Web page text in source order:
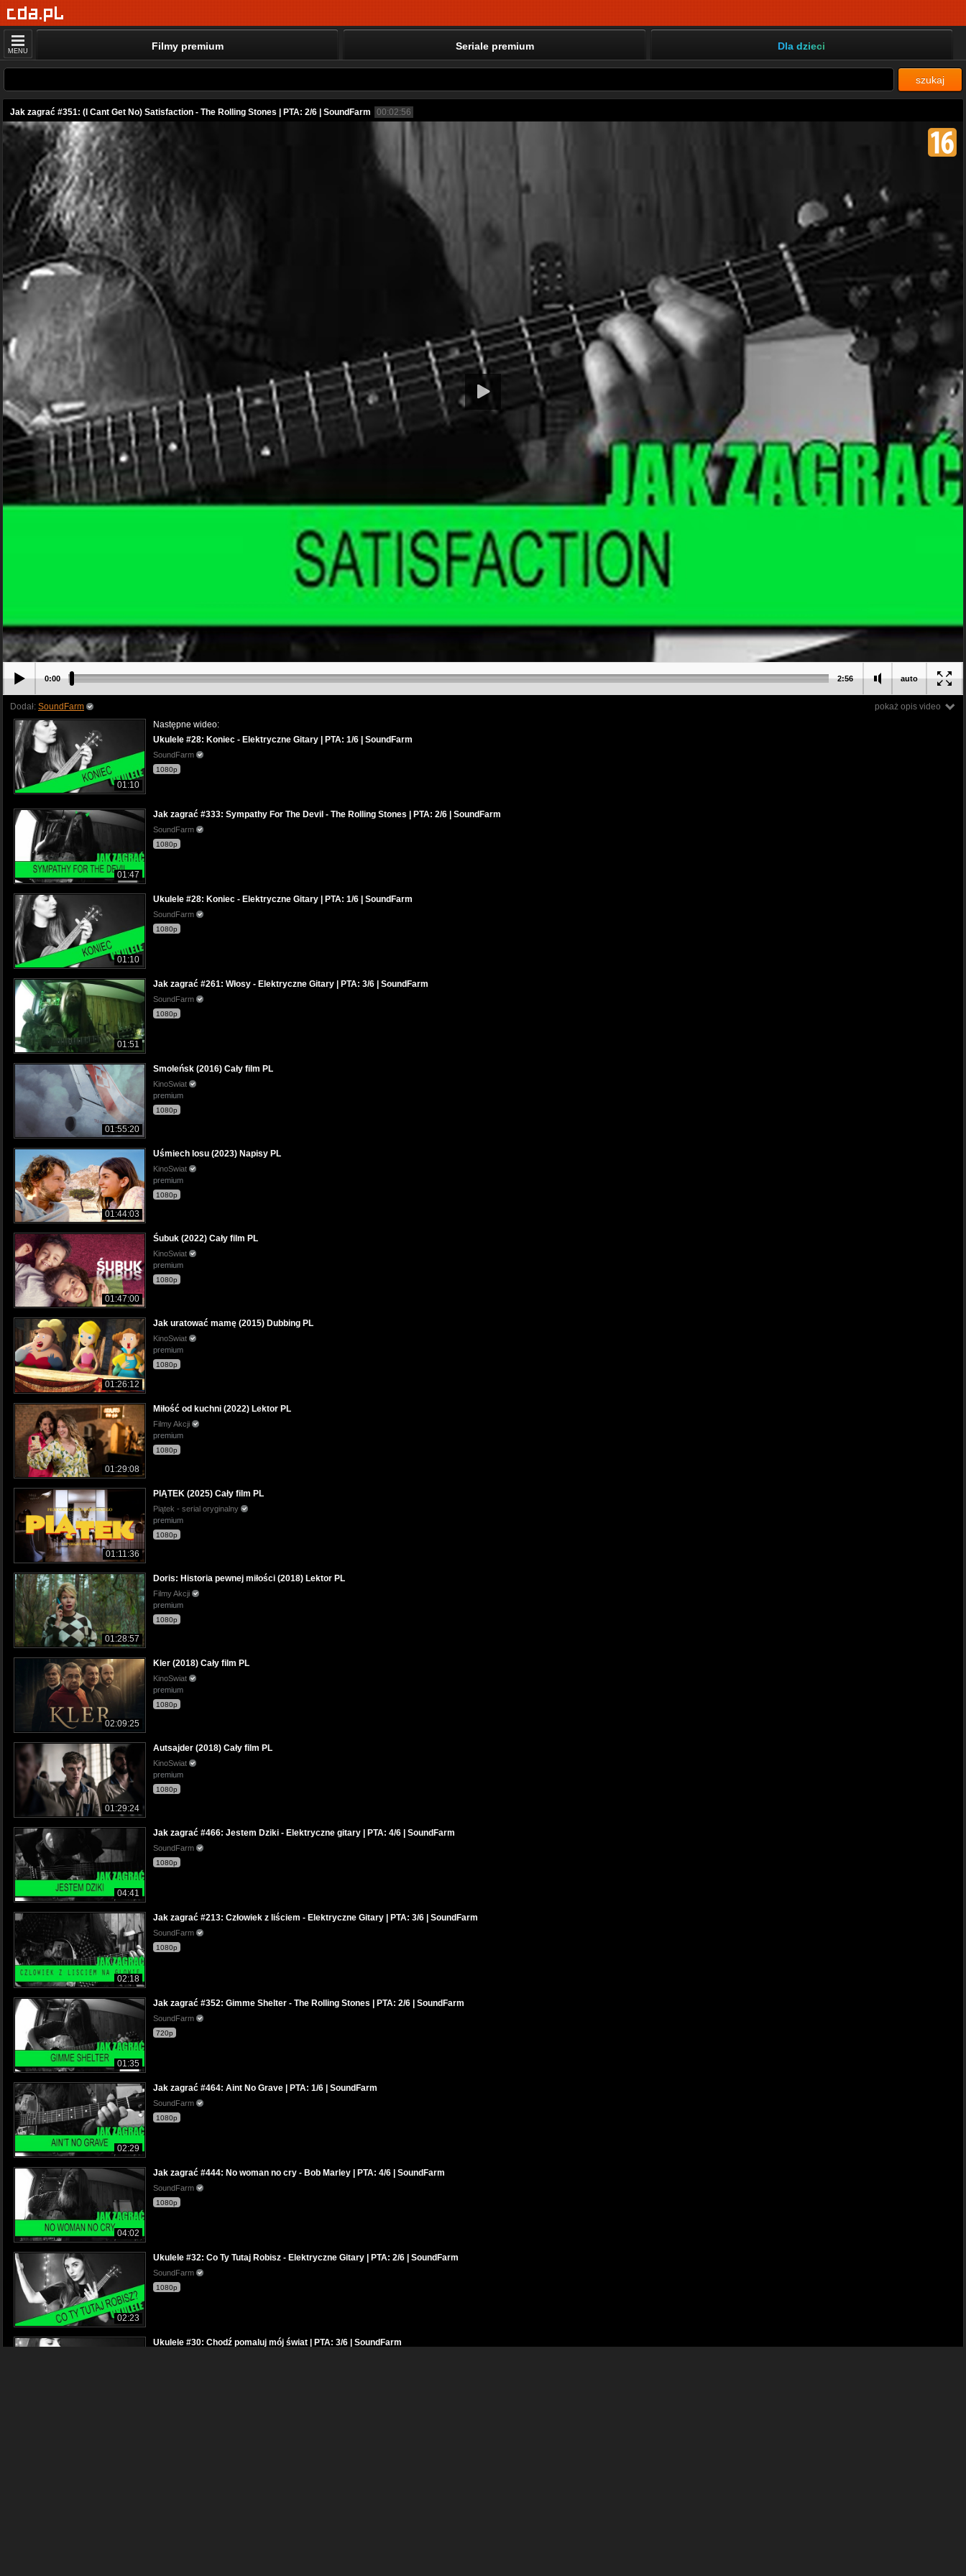
MENU Filmy premium Seriale premium Dla dzieci
szukaj
Jak zagrać #351: (I Cant Get No) Satisfaction - The Rolling Stones | PTA: 2/6 | SoundFarm 00:02:56
auto
0:00 2:56
pokaż opis video
Dodał: SoundFarm
01:10
Następne wideo:
Ukulele #28: Koniec - Elektryczne Gitary | PTA: 1/6 | SoundFarm
SoundFarm
1080p
01:47
Jak zagrać #333: Sympathy For The Devil - The Rolling Stones | PTA: 2/6 | SoundFarm
SoundFarm
1080p
01:10
Ukulele #28: Koniec - Elektryczne Gitary | PTA: 1/6 | SoundFarm
SoundFarm
1080p
01:51
Jak zagrać #261: Włosy - Elektryczne Gitary | PTA: 3/6 | SoundFarm
SoundFarm
1080p
01:55:20
Smoleńsk (2016) Cały film PL
KinoSwiat
premium
1080p
01:44:03
Uśmiech losu (2023) Napisy PL
KinoSwiat
premium
1080p
01:47:00
Śubuk (2022) Cały film PL
KinoSwiat
premium
1080p
01:26:12
Jak uratować mamę (2015) Dubbing PL
KinoSwiat
premium
1080p
01:29:08
Miłość od kuchni (2022) Lektor PL
Filmy Akcji
premium
1080p
01:11:36
PIĄTEK (2025) Cały film PL
Piątek - serial oryginalny
premium
1080p
01:28:57
Doris: Historia pewnej miłości (2018) Lektor PL
Filmy Akcji
premium
1080p
02:09:25
Kler (2018) Cały film PL
KinoSwiat
premium
1080p
01:29:24
Autsajder (2018) Cały film PL
KinoSwiat
premium
1080p
04:41
Jak zagrać #466: Jestem Dziki - Elektryczne gitary | PTA: 4/6 | SoundFarm
SoundFarm
1080p
02:18
Jak zagrać #213: Człowiek z liściem - Elektryczne Gitary | PTA: 3/6 | SoundFarm
SoundFarm
1080p
01:35
Jak zagrać #352: Gimme Shelter - The Rolling Stones | PTA: 2/6 | SoundFarm
SoundFarm
720p
02:29
Jak zagrać #464: Aint No Grave | PTA: 1/6 | SoundFarm
SoundFarm
1080p
04:02
Jak zagrać #444: No woman no cry - Bob Marley | PTA: 4/6 | SoundFarm
SoundFarm
1080p
02:23
Ukulele #32: Co Ty Tutaj Robisz - Elektryczne Gitary | PTA: 2/6 | SoundFarm
SoundFarm
1080p
Ukulele #30: Chodź pomaluj mój świat | PTA: 3/6 | SoundFarm